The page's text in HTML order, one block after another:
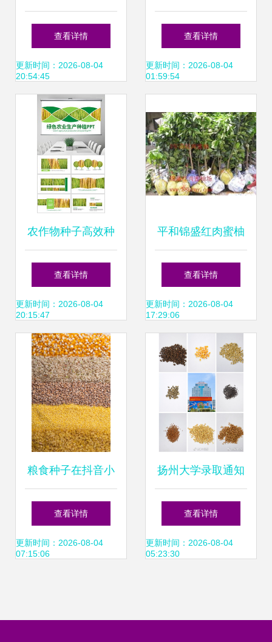
管理与我国农作物
种子进出口规定的
协调路径
查看详情
更新时间：2026-08-04
20:54:45
种子 奥秘与价值
查看详情
更新时间：2026-08-04
01:59:54
农作物种子高效种
植指南 从选种到丰
收的实战模板
查看详情
更新时间：2026-08-04
20:15:47
平和锦盛红肉蜜柚
贸易 精选农作物种
子与种苗产品列表
查看详情
更新时间：2026-08-04
17:29:06
粮食种子在抖音小
店报白上架全攻略
以土豆、小麦、稻
查看详情
更新时间：2026-08-04
07:15:06
扬州大学录取通知
书里藏“种子”:让新
生感受农学之美_
查看详情
更新时间：2026-08-04
05:23:30